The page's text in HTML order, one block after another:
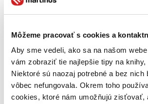
Môžeme pracovať s cookies a
Aby sme vedeli, ako sa na našom
vám zobraziť tie najlepšie tipy na
Niektoré sú naozaj potrebné a bez nich
vôbec nefungovala. Okrem toho
cookies, ktoré nám umožňujú zisťovať,
Bestsellery
Novinky
Najlacnejšie
Najvyššia zľava
117 produktov